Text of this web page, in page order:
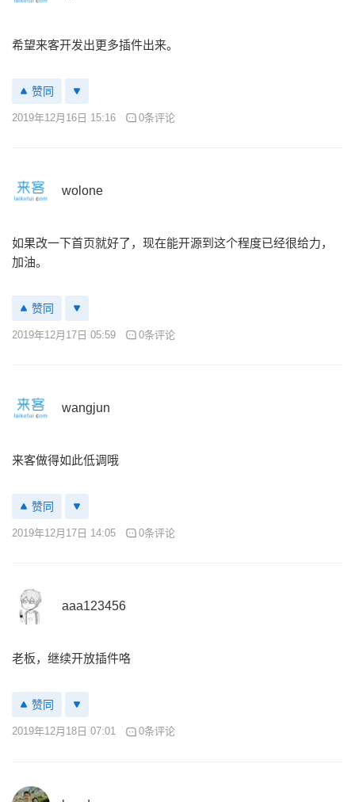
希望来客开发出更多插件出来。
赞同
2019年12月16日 15:16 0条评论
wolone
如果改一下首页就好了，现在能开源到这个程度已经很给力，
加油。
赞同
2019年12月17日 05:59 0条评论
wangjun
来客做得如此低调哦
赞同
2019年12月17日 14:05 0条评论
aaa123456
老板，继续开放插件咯
赞同
2019年12月18日 07:01 0条评论